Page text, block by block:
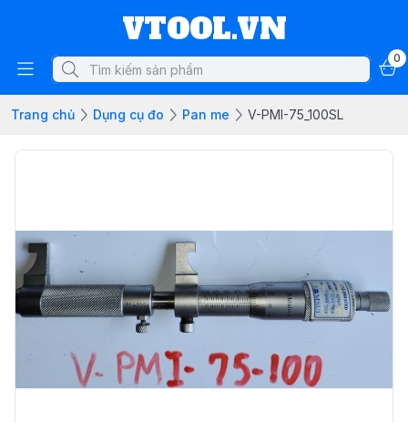
VTOOL.VN
0
Trang chủ Dụng cụ đo Pan me V-PMI-75_100SL